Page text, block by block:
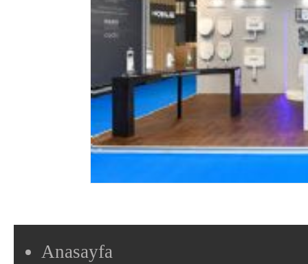
Anasayfa